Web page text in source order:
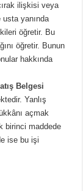
ilişkisi veya
yanında
öğretir. Bu
öğretir. Bunun
hakkında
Belgesi
Yanlış
açmak
birinci maddede
ise bu işi